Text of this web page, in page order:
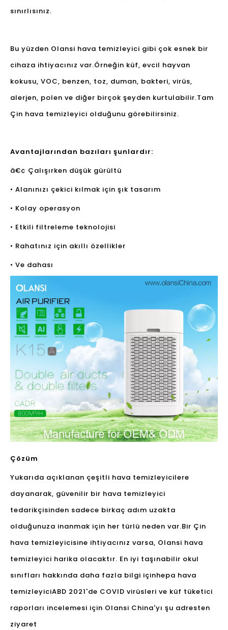
sınırlısınız.
Bu yüzden Olansi hava temizleyici gibi çok esnek bir
cihaza ihtiyacınız var.Örneğin küf, evcil hayvan
kokusu, VOC, benzen, toz, duman, bakteri, virüs,
alerjen, polen ve diğer birçok şeyden kurtulabilir.Tam
Çin hava temizleyici olduğunu görebilirsiniz.
Avantajlarından bazıları şunlardır:
â€¢ Çalışırken düşük gürültü
• Alanınızı çekici kılmak için şık tasarım
• Kolay operasyon
• Etkili filtreleme teknolojisi
• Rahatınız için akıllı özellikler
• Ve dahası
Çözüm
Yukarıda açıklanan çeşitli hava temizleyicilere
dayanarak, güvenilir bir hava temizleyici
tedarikçisinden sadece birkaç adım uzakta
olduğunuza inanmak için her türlü neden var.Bir Çin
hava temizleyicisine ihtiyacınız varsa, Olansi hava
temizleyici harika olacaktır. En iyi taşınabilir okul
sınıfları hakkında daha fazla bilgi içinhepa hava
temizleyiciABD 2021'de COVID virüsleri ve küf tüketici
raporları incelemesi için Olansi China'yı şu adresten
ziyaret